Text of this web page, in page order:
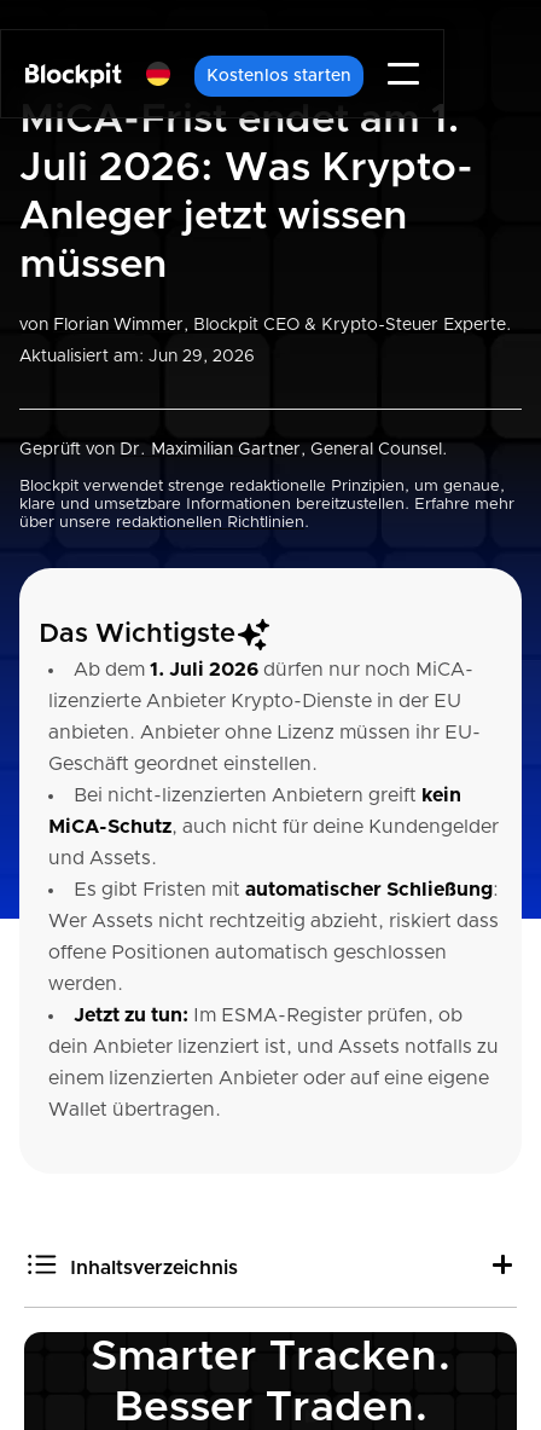
Kostenlos starten
MiCA-Frist endet am 1.
Juli 2026: Was Krypto-
Anleger jetzt wissen
müssen
von Florian Wimmer, Blockpit CEO & Krypto-Steuer Experte.
Aktualisiert am: Jun 29, 2026
Geprüft von Dr. Maximilian Gartner, General Counsel.
Blockpit verwendet strenge redaktionelle Prinzipien, um genaue,
klare und umsetzbare Informationen bereitzustellen. Erfahre mehr
über unsere redaktionellen Richtlinien.
Das Wichtigste
Ab dem 1. Juli 2026 dürfen nur noch MiCA-
lizenzierte Anbieter Krypto-Dienste in der EU
anbieten. Anbieter ohne Lizenz müssen ihr EU-
Geschäft geordnet einstellen.
Bei nicht-lizenzierten Anbietern greift kein
MiCA-Schutz, auch nicht für deine Kundengelder
und Assets.
Es gibt Fristen mit automatischer Schließung:
Wer Assets nicht rechtzeitig abzieht, riskiert dass
offene Positionen automatisch geschlossen
werden.
Jetzt zu tun: Im ESMA-Register prüfen, ob
dein Anbieter lizenziert ist, und Assets notfalls zu
einem lizenzierten Anbieter oder auf eine eigene
Wallet übertragen.
Inhaltsverzeichnis
Was ist MiCA?
Die drei wichtigsten Auswirkungen für dich
Smarter Tracken.
Besser Traden.